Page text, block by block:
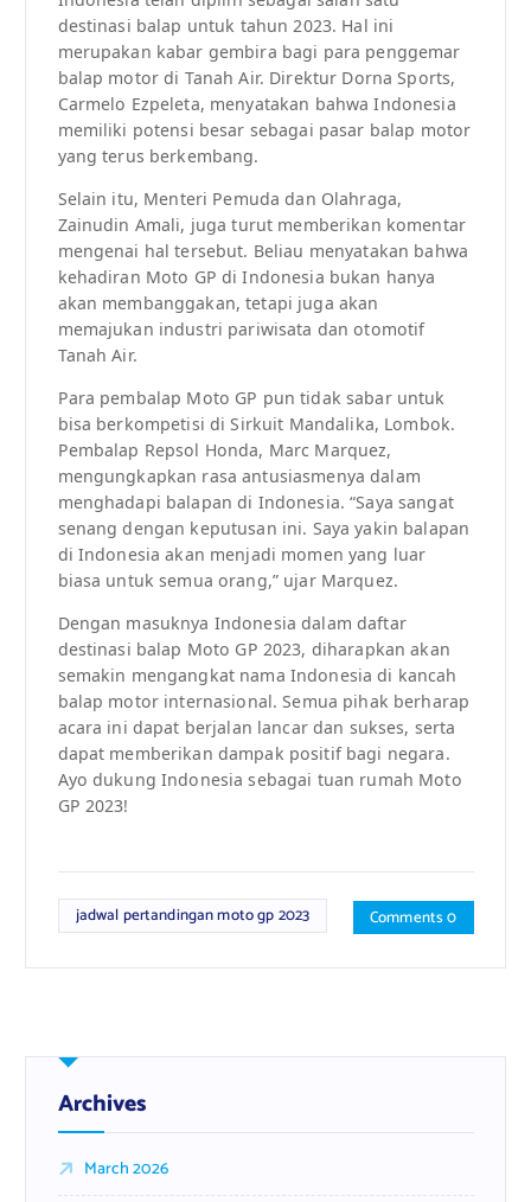
destinasi balap untuk tahun 2023. Hal ini
merupakan kabar gembira bagi para penggemar
balap motor di Tanah Air. Direktur Dorna Sports,
Carmelo Ezpeleta, menyatakan bahwa Indonesia
memiliki potensi besar sebagai pasar balap motor
yang terus berkembang.
Selain itu, Menteri Pemuda dan Olahraga,
Zainudin Amali, juga turut memberikan komentar
mengenai hal tersebut. Beliau menyatakan bahwa
kehadiran Moto GP di Indonesia bukan hanya
akan membanggakan, tetapi juga akan
memajukan industri pariwisata dan otomotif
Tanah Air.
Para pembalap Moto GP pun tidak sabar untuk
bisa berkompetisi di Sirkuit Mandalika, Lombok.
Pembalap Repsol Honda, Marc Marquez,
mengungkapkan rasa antusiasmenya dalam
menghadapi balapan di Indonesia. “Saya sangat
senang dengan keputusan ini. Saya yakin balapan
di Indonesia akan menjadi momen yang luar
biasa untuk semua orang,” ujar Marquez.
Dengan masuknya Indonesia dalam daftar
destinasi balap Moto GP 2023, diharapkan akan
semakin mengangkat nama Indonesia di kancah
balap motor internasional. Semua pihak berharap
acara ini dapat berjalan lancar dan sukses, serta
dapat memberikan dampak positif bagi negara.
Ayo dukung Indonesia sebagai tuan rumah Moto
GP 2023!
jadwal pertandingan moto gp 2023 Comments 0
Archives
March 2026